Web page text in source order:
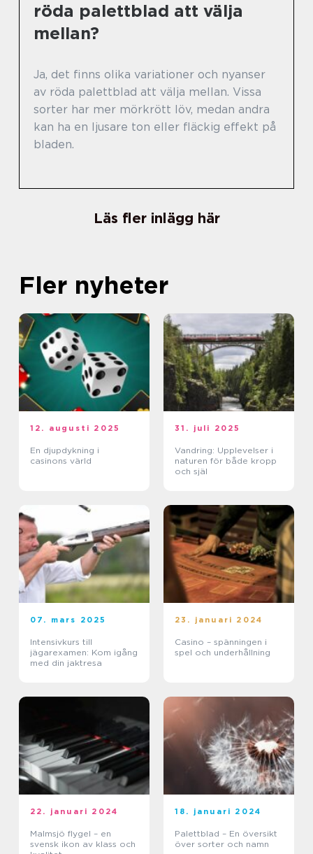
röda palettblad att välja
mellan?
Ja, det finns olika variationer och nyanser
av röda palettblad att välja mellan. Vissa
sorter har mer mörkrött löv, medan andra
kan ha en ljusare ton eller fläckig effekt på
bladen.
Läs fler inlägg här
Fler nyheter
12. augusti 2025
En djupdykning i
casinons värld
31. juli 2025
Vandring: Upplevelser i
naturen för både kropp
och själ
07. mars 2025
Intensivkurs till
jägarexamen: Kom igång
med din jaktresa
23. januari 2024
Casino – spänningen i
spel och underhållning
22. januari 2024
Malmsjö flygel – en
svensk ikon av klass och
18. januari 2024
Palettblad – En översikt
över sorter och namn